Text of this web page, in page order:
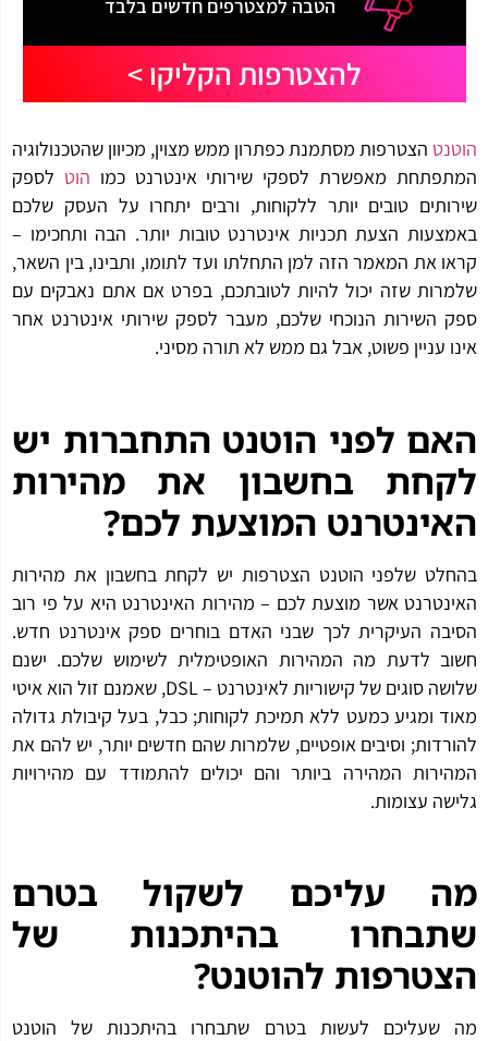
הטבה למצטרפים חדשים בלבד
להצטרפות הקליקו >
הוטנט הצטרפות מסתמנת כפתרון ממש מצוין, מכיוון שהטכנולוגיה
המתפתחת מאפשרת לספקי שירותי אינטרנט כמו הוט לספק
שירותים טובים יותר ללקוחות, ורבים יתחרו על העסק שלכם
באמצעות הצעת תכניות אינטרנט טובות יותר. הבה ותחכימו –
קראו את המאמר הזה למן התחלתו ועד לתומו, ותבינו, בין השאר,
שלמרות שזה יכול להיות לטובתכם, בפרט אם אתם נאבקים עם
ספק השירות הנוכחי שלכם, מעבר לספק שירותי אינטרנט אחר
אינו עניין פשוט, אבל גם ממש לא תורה מסיני.
האם לפני הוטנט התחברות יש
לקחת בחשבון את מהירות
האינטרנט המוצעת לכם?
בהחלט שלפני הוטנט הצטרפות יש לקחת בחשבון את מהירות
האינטרנט אשר מוצעת לכם – מהירות האינטרנט היא על פי רוב
הסיבה העיקרית לכך שבני האדם בוחרים ספק אינטרנט חדש.
חשוב לדעת מה המהירות האופטימלית לשימוש שלכם. ישנם
שלושה סוגים של קישוריות לאינטרנט – DSL, שאמנם זול הוא איטי
מאוד ומגיע כמעט ללא תמיכת לקוחות; כבל, בעל קיבולת גדולה
להורדות; וסיבים אופטיים, שלמרות שהם חדשים יותר, יש להם את
המהירות המהירה ביותר והם יכולים להתמודד עם מהירויות
גלישה עצומות.
מה עליכם לשקול בטרם
שתבחרו בהיתכנות של
הצטרפות להוטנט?
מה שעליכם לעשות בטרם שתבחרו בהיתכנות של הוטנט